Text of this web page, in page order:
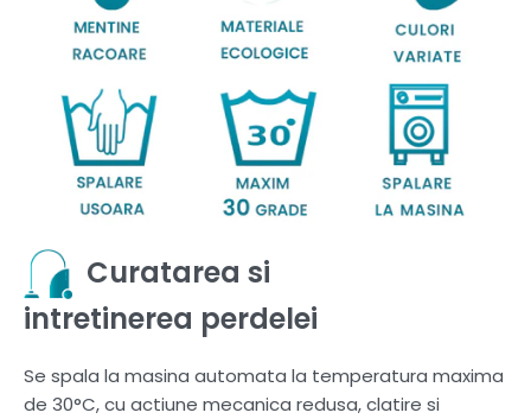
Curatarea si
intretinerea perdelei
Se spala la masina automata la temperatura maxima
de 30°C, cu actiune mecanica redusa, clatire si